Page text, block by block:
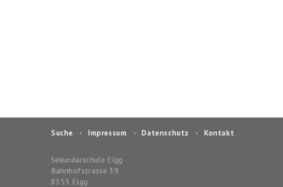
Suche ‧ Impressum ‧ Datenschutz ‧ Kontakt
Sekundarschule Elgg
Bahnhofstrasse 39
8353 Elgg